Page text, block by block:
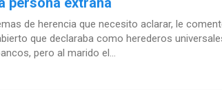
de herencia que necesito aclarar, le
que declaraba como herederos
pero al marido el...